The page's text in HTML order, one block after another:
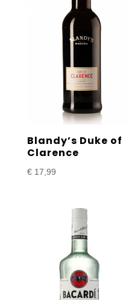
Blandy’s Duke of
Clarence
€17,99